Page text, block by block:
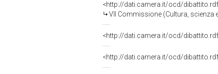
<http://dati.camera.it/ocd/
VII Commissione (Cultura, scienza
<http://dati.camera.it/ocd/
<http://dati.camera.it/ocd/